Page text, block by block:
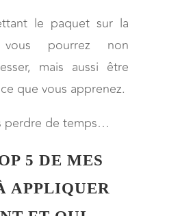
le paquet sur la
pourrez non
mais aussi être
que vous apprenez.
perdre de temps…
5 DE MES
APPLIQUER